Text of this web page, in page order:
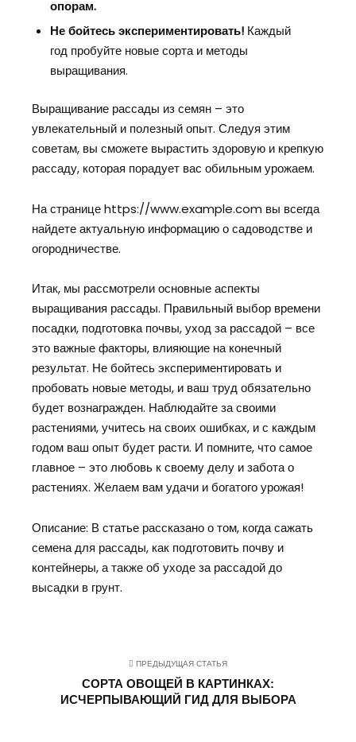
опорам.
Не бойтесь экспериментировать!Каждый
год пробуйте новые сорта и методы
выращивания.
Выращивание рассады из семян – это
увлекательный и полезный опыт. Следуя этим
советам, вы сможете вырастить здоровую и крепкую
рассаду, которая порадует вас обильным урожаем.
На странице https://www.example.com вы всегда
найдете актуальную информацию о садоводстве и
огородничестве.
Итак, мы рассмотрели основные аспекты
выращивания рассады. Правильный выбор времени
посадки, подготовка почвы, уход за рассадой – все
это важные факторы, влияющие на конечный
результат. Не бойтесь экспериментировать и
пробовать новые методы, и ваш труд обязательно
будет вознагражден. Наблюдайте за своими
растениями, учитесь на своих ошибках, и с каждым
годом ваш опыт будет расти. И помните, что самое
главное – это любовь к своему делу и забота о
растениях. Желаем вам удачи и богатого урожая!
Описание: В статье рассказано о том, когда сажать
семена для рассады, как подготовить почву и
контейнеры, а также об уходе за рассадой до
высадки в грунт.
ПРЕДЫДУЩАЯ СТАТЬЯ
СОРТА ОВОЩЕЙ В КАРТИНКАХ:
ИСЧЕРПЫВАЮЩИЙ ГИД ДЛЯ ВЫБОРА